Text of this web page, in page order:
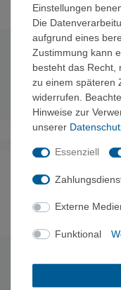
Technische
Gewicht: 53g -64g
Es erfolgt keine Prüfung auf
Einstellungen
Die
aufgrund eines
Zustimmung kann
besteht das Recht,
zu einem späteren
widerrufen.
Hinweise zur
unserer
Essenziell
Externe
Funktional